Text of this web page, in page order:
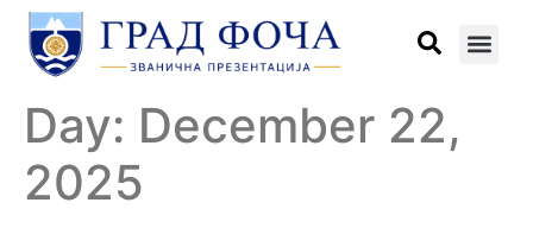
Day: December 22,
2025